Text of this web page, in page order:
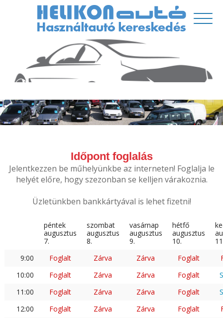
Időpont foglalás
Jelentkezzen be műhelyünkbe az interneten! Foglalja le
helyét előre, hogy szezonban se kelljen várakoznia.
Üzletünkben bankkártyával is lehet fizetni!
péntek
augusztus
7.
szombat
augusztus
8.
vasárnap
augusztus
9.
hétfő
augusztus
10.
9:00
Foglalt Zárva Zárva Foglalt
10:00
Foglalt Zárva Zárva Foglalt
11:00
Foglalt Zárva Zárva Foglalt
12:00
Foglalt Zárva Zárva Foglalt